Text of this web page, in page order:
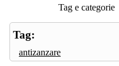
Tag e categorie
Tag:
antizanzare